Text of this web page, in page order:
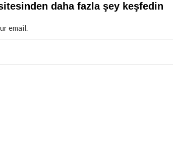
daha fazla şey keşfedin
email.